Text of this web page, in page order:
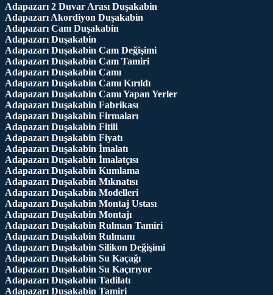
Adapazarı 2 Duvar Arası Duşakabin
Adapazarı Akordiyon Duşakabin
Adapazarı Cam Duşakabin
Adapazarı Duşakabin
Adapazarı Duşakabin Cam Değişimi
Adapazarı Duşakabin Cam Tamiri
Adapazarı Duşakabin Camı
Adapazarı Duşakabin Camı Kırıldı
Adapazarı Duşakabin Camı Yapan Yerler
Adapazarı Duşakabin Fabrikası
Adapazarı Duşakabin Firmaları
Adapazarı Duşakabin Fitili
Adapazarı Duşakabin Fiyatı
Adapazarı Duşakabin İmalatı
Adapazarı Duşakabin İmalatçısı
Adapazarı Duşakabin Kumlama
Adapazarı Duşakabin Mıknatısı
Adapazarı Duşakabin Modelleri
Adapazarı Duşakabin Montaj Ustası
Adapazarı Duşakabin Montajı
Adapazarı Duşakabin Rulman Tamiri
Adapazarı Duşakabin Rulmanı
Adapazarı Duşakabin Silikon Değişimi
Adapazarı Duşakabin Su Kaçağı
Adapazarı Duşakabin Su Kaçırıyor
Adapazarı Duşakabin Tadilatı
Adapazarı Duşakabin Tamiri